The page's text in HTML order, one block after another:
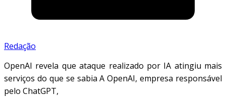
Redação
OpenAI revela que ataque realizado por IA atingiu mais
serviços do que se sabia A OpenAI, empresa responsável
pelo ChatGPT,